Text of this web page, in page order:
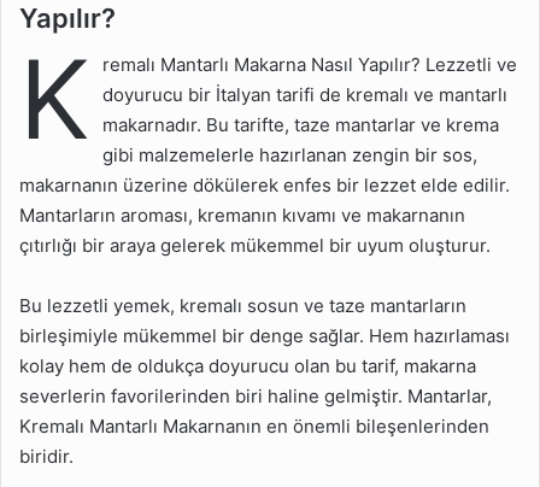
İçin Malzemeler
Kremalı Mantarlı Makarna
Tarifi
Kremalı Mantarlı Makarna
İçin Püf Noktalar
Kremalı Mantarlı Makarna
Mantarlı Kremalı Makarna
Tarifi
Yapılır?
K
remalı Mantarlı Makarna Nasıl Yapılır? Lezzetli ve
doyurucu bir İtalyan tarifi de kremalı ve mantarlı
makarnadır. Bu tarifte, taze mantarlar ve krema
gibi malzemelerle hazırlanan zengin bir sos,
makarnanın üzerine dökülerek enfes bir lezzet elde edilir.
Mantarların aroması, kremanın kıvamı ve makarnanın
çıtırlığı bir araya gelerek mükemmel bir uyum oluşturur.
Bu lezzetli yemek, kremalı sosun ve taze mantarların
birleşimiyle mükemmel bir denge sağlar. Hem hazırlaması
kolay hem de oldukça doyurucu olan bu tarif, makarna
severlerin favorilerinden biri haline gelmiştir. Mantarlar,
Kremalı Mantarlı Makarnanın en önemli bileşenlerinden
biridir.